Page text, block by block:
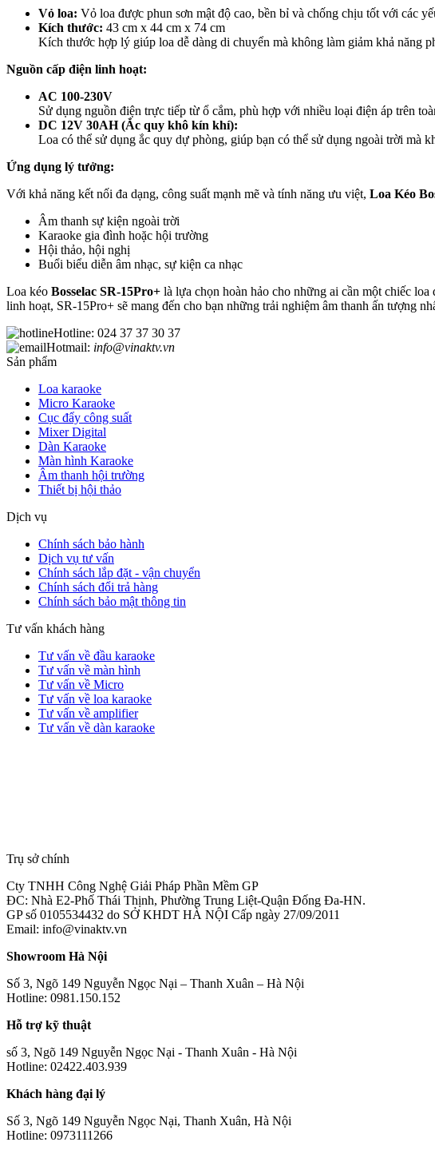
Vỏ loa: Vỏ loa được phun sơn mật độ cao, bền bỉ và chống chịu tốt với các
Kích thước: 43 cm x 44 cm x 74 cm
Kích thước hợp lý giúp loa dễ dàng di chuyển mà không làm giảm khả năng
Nguồn cấp điện linh hoạt:
AC 100-230V
Sử dụng nguồn điện trực tiếp từ ổ cắm, phù hợp với nhiều loại điện áp trên
DC 12V 30AH (Ắc quy khô kín khí):
Loa có thể sử dụng ắc quy dự phòng, giúp bạn có thể sử dụng ngoài trời mà
Ứng dụng lý tưởng:
Với khả năng kết nối đa dạng, công suất mạnh mẽ và tính năng ưu việt, Loa Kéo
Âm thanh sự kiện ngoài trời
Karaoke gia đình hoặc hội trường
Hội thảo, hội nghị
Buổi biểu diễn âm nhạc, sự kiện ca nhạc
Loa kéo Bosselac SR-15Pro+ là lựa chọn hoàn hảo cho những ai cần một chiếc
linh hoạt, SR-15Pro+ sẽ mang đến cho bạn những trải nghiệm âm thanh ấn tượng
Hotline: 024 37 37 30 37
Hotmail: info@vinaktv.vn
Sản phẩm
Loa karaoke
Micro Karaoke
Cục đẩy công suất
Mixer Digital
Dàn Karaoke
Màn hình Karaoke
Âm thanh hội trường
Thiết bị hội thảo
Dịch vụ
Chính sách bảo hành
Dịch vụ tư vấn
Chính sách lắp đặt - vận chuyển
Chính sách đổi trả hàng
Chính sách bảo mật thông tin
Tư vấn khách hàng
Tư vấn về đầu karaoke
Tư vấn về màn hình
Tư vấn về Micro
Tư vấn về loa karaoke
Tư vấn về amplifier
Tư vấn về dàn karaoke
Trụ sở chính
Cty TNHH Công Nghệ Giải Pháp Phần Mềm GP
ĐC: Nhà E2-Phố Thái Thịnh, Phường Trung Liệt-Quận Đống Đa-HN.
GP số 0105534432 do SỞ KHDT HÀ NỘI Cấp ngày 27/09/2011
Email: info@vinaktv.vn
Showroom Hà Nội
Số 3, Ngõ 149 Nguyễn Ngọc Nại – Thanh Xuân – Hà Nội
Hotline: 0981.150.152
Hỗ trợ kỹ thuật
số 3, Ngõ 149 Nguyễn Ngọc Nại - Thanh Xuân - Hà Nội
Hotline: 02422.403.939
Khách hàng đại lý
Số 3, Ngõ 149 Nguyễn Ngọc Nại, Thanh Xuân, Hà Nội
Hotline: 0973111266